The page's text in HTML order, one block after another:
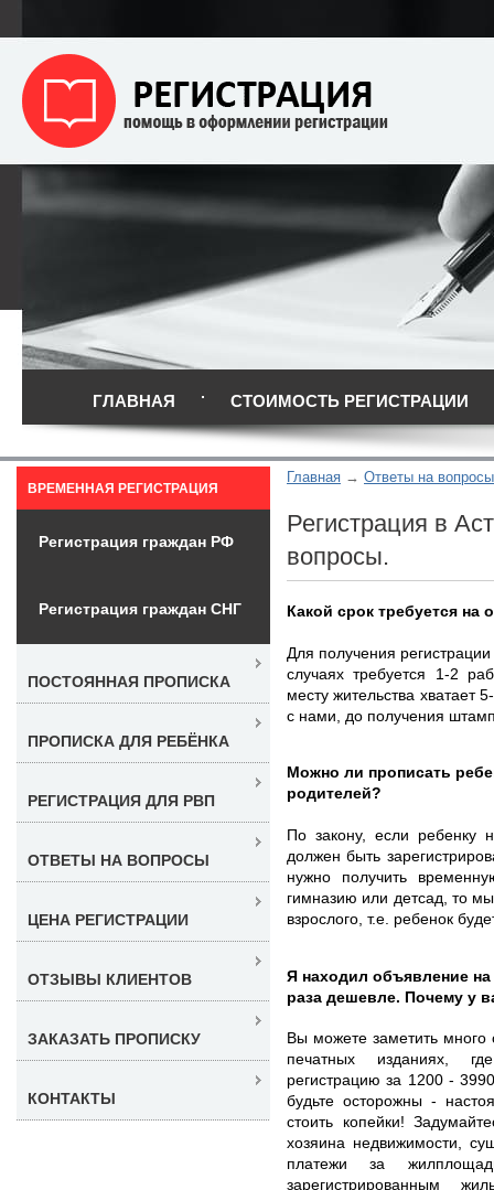
ГЛАВНАЯ СТОИМОСТЬ РЕГИСТРАЦИИ
Главная Ответы на
Регистрация в
вопросы.
Какой срок требуется
Для получения
случаях требуется 1-2
месту жительства хватает
с нами, до получения
Можно ли прописать
родителей?
По закону, если ребенку
должен быть
нужно получить
гимназию или детсад, то
взрослого, т.е. ребенок
Я находил объявление
раза дешевле. Почему у
Вы можете заметить много
печатных изданиях,
регистрацию за 1200 -
будьте осторожны -
стоить копейки!
хозяина недвижимости,
платежи за
зарегистрированным
ВРЕМЕННАЯ РЕГИСТРАЦИЯ
Регистрация граждан РФ
Регистрация граждан СНГ
ПОСТОЯННАЯ ПРОПИСКА
ПРОПИСКА ДЛЯ РЕБЁНКА
РЕГИСТРАЦИЯ ДЛЯ РВП
ОТВЕТЫ НА ВОПРОСЫ
ЦЕНА РЕГИСТРАЦИИ
ОТЗЫВЫ КЛИЕНТОВ
ЗАКАЗАТЬ ПРОПИСКУ
КОНТАКТЫ